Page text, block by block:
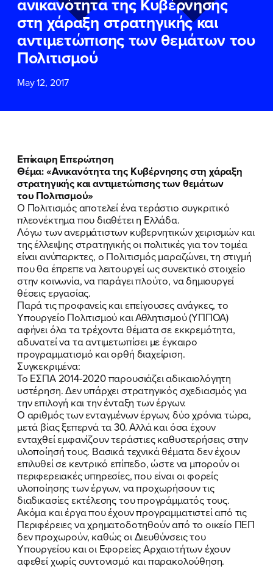
στη χάραξη στρατηγικής και
αντιμετώπισης των θεμάτων του
Πολιτισμού
May 12, 2017
Επίκαιρη Επερώτηση
Θέμα: «Ανικανότητα της Κυβέρνησης στη χάραξη
στρατηγικής και αντιμετώπισης των θεμάτων
του Πολιτισμού»
Ο Πολιτισμός αποτελεί ένα τεράστιο συγκριτικό
πλεονέκτημα που διαθέτει η Ελλάδα.
Λόγω των ανερμάτιστων κυβερνητικών χειρισμών και
της έλλειψης στρατηγικής οι πολιτικές για τον τομέα
είναι ανύπαρκτες, ο Πολιτισμός μαραζώνει, τη στιγμή
που θα έπρεπε να λειτουργεί ως συνεκτικό στοιχείο
στην κοινωνία, να παράγει πλούτο, να δημιουργεί
θέσεις εργασίας.
Παρά τις προφανείς και επείγουσες ανάγκες, το
Υπουργείο Πολιτισμού και Αθλητισμού (ΥΠΠΟΑ)
αφήνει όλα τα τρέχοντα θέματα σε εκκρεμότητα,
αδυνατεί να τα αντιμετωπίσει με έγκαιρο
προγραμματισμό και ορθή διαχείριση.
Συγκεκριμένα:
Το ΕΣΠΑ 2014-2020 παρουσιάζει αδικαιολόγητη
υστέρηση. Δεν υπάρχει στρατηγικός σχεδιασμός για
την επιλογή και την ένταξη των έργων.
Ο αριθμός των ενταγμένων έργων, δύο χρόνια τώρα,
μετά βίας ξεπερνά τα 30. Αλλά και όσα έχουν
ενταχθεί εμφανίζουν τεράστιες καθυστερήσεις στην
υλοποίησή τους. Βασικά τεχνικά θέματα δεν έχουν
επιλυθεί σε κεντρικό επίπεδο, ώστε να μπορούν οι
περιφερειακές υπηρεσίες, που είναι οι φορείς
υλοποίησης των έργων, να προχωρήσουν τις
διαδικασίες εκτέλεσης του προγράμματός τους.
Ακόμα και έργα που έχουν προγραμματιστεί από τις
Περιφέρειες να χρηματοδοτηθούν από το οικείο ΠΕΠ
δεν προχωρούν, καθώς οι Διευθύνσεις του
Υπουργείου και οι Εφορείες Αρχαιοτήτων έχουν
αφεθεί χωρίς συντονισμό και παρακολούθηση.
ΕΠΙΘΕΤΟ*
ΤΗΛΕΦΩΝΟ
Δεδομένων
Χρήσηςτου δικτυακού τόπου του
Πολιτικού Γραφείου της Βουλευτού
Νίκης Κεραμέως
ΥΠΟΒΟΛΗ
ΕΠΙΘΕΤΟ*
ΤΗΛΕΦΩΝΟ
Δεδομένων
Χρήσηςτου δικτυακού τόπου του
Πολιτικού Γραφείου της Βουλευτού
Νίκης Κεραμέως
ΥΠΟΒΟΛΗ